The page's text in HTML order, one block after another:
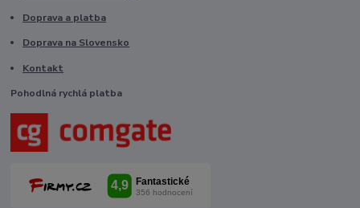
Doprava a platba
Doprava na Slovensko
Kontakt
Pohodlná rychlá platba